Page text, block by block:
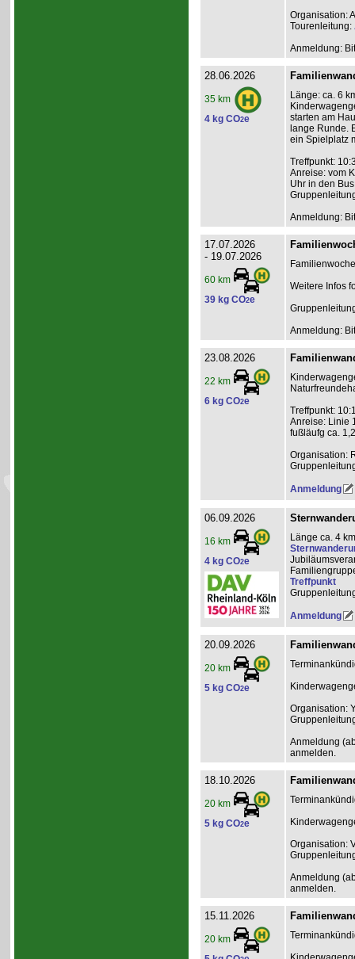
Organisation:
Tourenleitung:
Anmeldung:
28.06.2026
35 km
4 kg CO2e
Länge: ca. 6
starten am
lange Runde.
ein Spielplatz
Treffpunkt:
Anreise: vom
Uhr in den
Anmeldung:
17.07.2026
- 19.07.2026
60 km
39 kg CO2e
Weitere Infos
Anmeldung:
23.08.2026
22 km
6 kg CO2e
Treffpunkt:
Anreise: Linie
fußläufg ca.
Organisation:
Anmeldung
06.09.2026
16 km
4 kg CO2e
Länge ca. 4
Treffpunkt
Anmeldung
20.09.2026
20 km
5 kg CO2e
Organisation:
Anmeldung
anmelden.
18.10.2026
20 km
5 kg CO2e
Organisation:
Anmeldung
anmelden.
15.11.2026
20 km